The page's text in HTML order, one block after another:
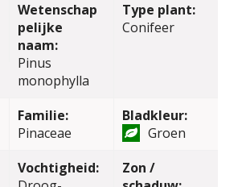
Wetenschap
pelijke
naam:
Pinus
monophylla
Type plant:
Conifeer
Familie:
Pinaceae
Bladkleur:
Groen
Vochtigheid:
Zon /